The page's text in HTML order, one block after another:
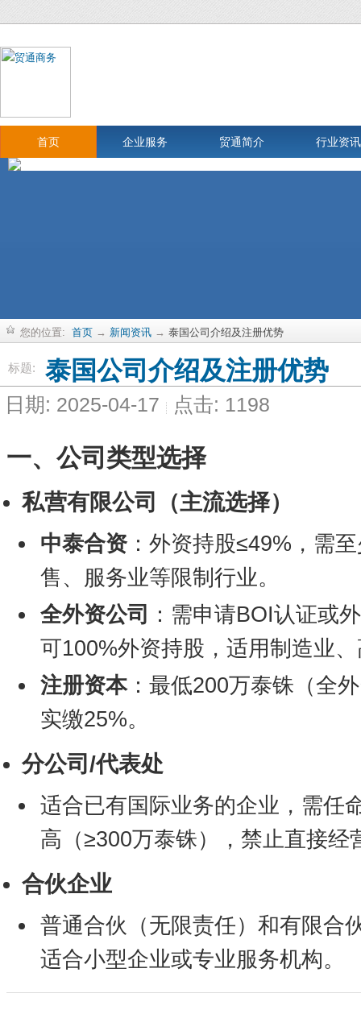
首页 企业服务 贸通简介 行业资讯
您的位置: 首页 → 新闻资讯 → 泰国公司介绍及注册优势
标题: 泰国公司介绍及注册优势
日期: 2025-04-17 点击: 1198
一、公司类型选择
私营有限公司（主流选择）
中泰合资：外资持股≤49%，需
售、服务业等限制行业。
全外资公司 ：需申请BOI认证或
可100%外资持股，适用制造业
注册资本：最低200万泰铢（全
实缴25%。
分公司/代表处
适合已有国际业务的企业，需任
高（≥300万泰铢），禁止直接经
合伙企业
普通合伙（无限责任）和有限合
适合小型企业或专业服务机构。